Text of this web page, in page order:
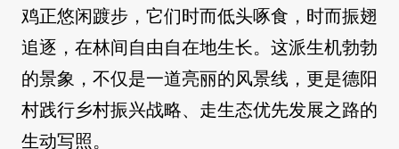
鸡正悠闲踱步，它们时而低头啄食，时而振翅
追逐，在林间自由自在地生长。这派生机勃勃
的景象，不仅是一道亮丽的风景线，更是德阳
村践行乡村振兴战略、走生态优先发展之路的
生动写照。